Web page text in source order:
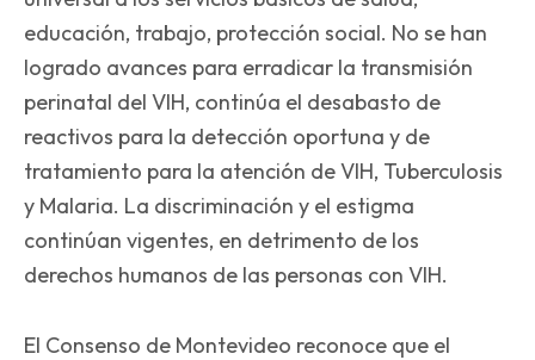
educación, trabajo, protección social. No se han
logrado avances para erradicar la transmisión
perinatal del VIH, continúa el desabasto de
reactivos para la detección oportuna y de
tratamiento para la atención de VIH, Tuberculosis
y Malaria. La discriminación y el estigma
continúan vigentes, en detrimento de los
derechos humanos de las personas con VIH.
El Consenso de Montevideo reconoce que el